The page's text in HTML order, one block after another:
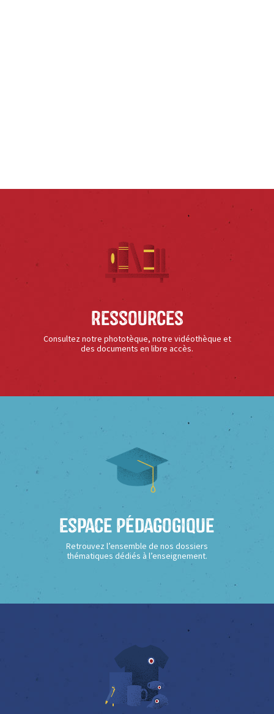
Ressources
Consultez notre phototèque, notre vidéothèque et
des documents en libre accès.
Espace Pédagogique
Retrouvez l’ensemble de nos dossiers
thématiques dédiés à l’enseignement.